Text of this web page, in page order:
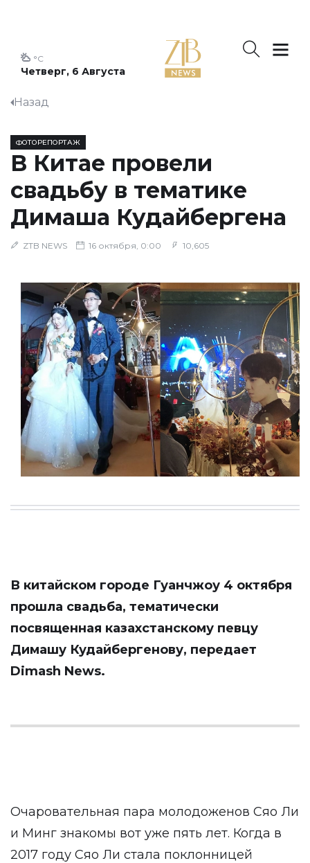
Четверг, 6 Августа
°C
Назад
ФОТОРЕПОРТАЖ
В Китае провели
свадьбу в тематике
Димаша Кудайбергена
ZTB NEWS 16 октября, 0:00 10,605
В китайском городе Гуанчжоу 4 октября
прошла свадьба, тематически
посвященная казахстанскому певцу
Димашу Кудайбергенову, передает
Dimash News.
Очаровательная пара молодоженов Сяо Ли
и Минг знакомы вот уже пять лет. Когда в
2017 году Сяо Ли стала поклонницей